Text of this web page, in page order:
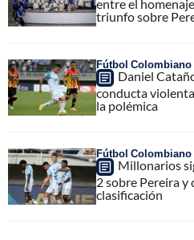
entre el
triunfo sobre
Fútbol Colombiano
Daniel
conducta
la polémica
Fútbol Colombiano
Millonarios
2 sobre Pereira y
clasificación